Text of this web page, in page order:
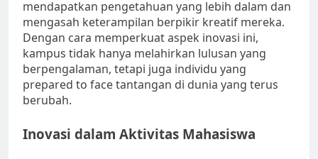
mendapatkan pengetahuan yang lebih dalam dan
mengasah keterampilan berpikir kreatif mereka.
Dengan cara memperkuat aspek inovasi ini,
kampus tidak hanya melahirkan lulusan yang
berpengalaman, tetapi juga individu yang
prepared to face tantangan di dunia yang terus
berubah.
Inovasi dalam Aktivitas Mahasiswa